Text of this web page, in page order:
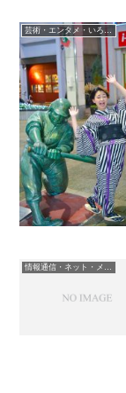
情報通信・ネット・メディア